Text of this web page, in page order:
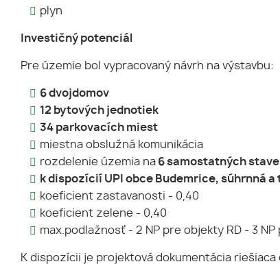
plyn
Investičný potenciál
Pre územie bol vypracovaný návrh na výstavbu:
6 dvojdomov
12 bytových jednotiek
34 parkovacích miest
miestna obslužná komunikácia
rozdelenie územia na 6 samostatných
k dispozícií UPI obce Budemrice, súhrnná
koeficient zastavanosti - 0,40
koeficient zelene - 0,40
max.podlažnosť - 2 NP pre objekty RD - 3
K dispozícii je projektová dokumentácia